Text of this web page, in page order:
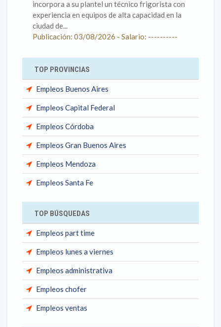
incorpora a su plantel un técnico frigorista con
experiencia en equipos de alta capacidad en la
ciudad de...
Publicación: 03/08/2026 - Salario: ----------
TOP PROVINCIAS
Empleos Buenos Aires
Empleos Capital Federal
Empleos Córdoba
Empleos Gran Buenos Aires
Empleos Mendoza
Empleos Santa Fe
TOP BÚSQUEDAS
Empleos part time
Empleos lunes a viernes
Empleos administrativa
Empleos chofer
Empleos ventas